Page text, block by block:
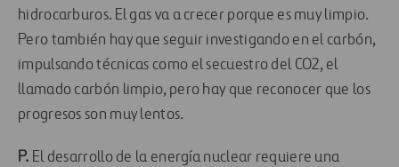
hidrocarburos. El gas va a crecer porque es muy limpio.
Pero también hay que seguir investigando en el carbón,
impulsando técnicas como el secuestro del CO2, el
llamado carbón limpio, pero hay que reconocer que los
progresos son muy lentos.
P. El desarrollo de la energía nuclear requiere una